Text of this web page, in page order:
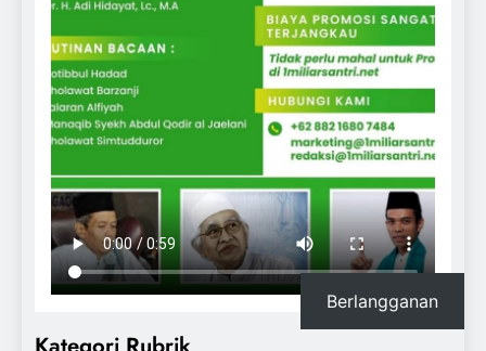
Berlangganan